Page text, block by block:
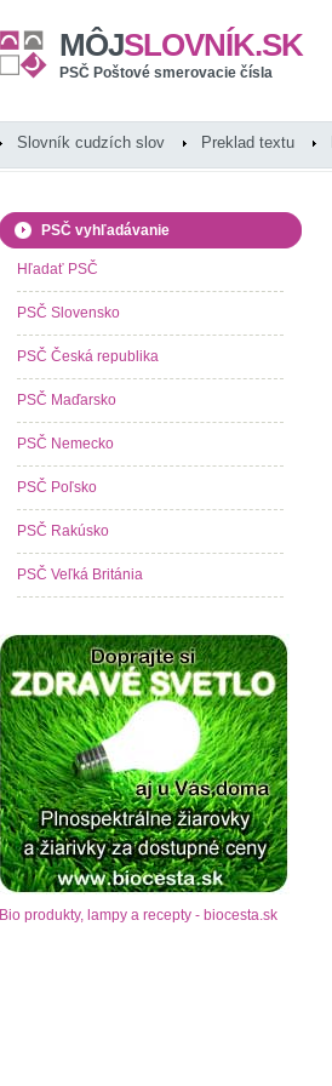
MÔJSLOVNÍK.SK
PSČ Poštové smerovacie čísla
Slovník cudzích slov Preklad textu
PSČ vyhľadávanie
Hľadať PSČ
PSČ Slovensko
PSČ Česká republika
PSČ Maďarsko
PSČ Nemecko
PSČ Poľsko
PSČ Rakúsko
PSČ Veľká Británia
Bio produkty, lampy a recepty - biocesta.sk